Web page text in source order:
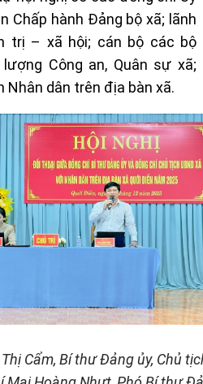
Chấp hành Đảng bộ xã; lãnh
trị – xã hội; cán bộ các bộ
Công an, Quân sự xã;
Nhân dân trên địa bàn xã.
Cẩm, Bí thư Đảng ủy, Chủ